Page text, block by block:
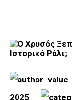
2025